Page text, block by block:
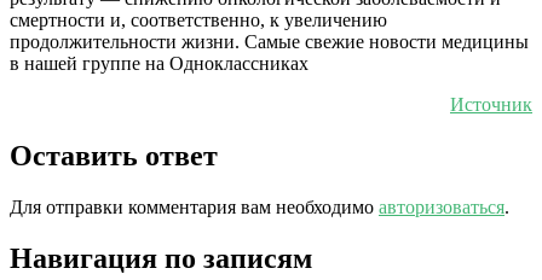
смертности и, соответственно, к увеличению
продолжительности жизни. Самые свежие новости медицины
в нашей группе на Одноклассниках
Источник
Оставить ответ
Для отправки комментария вам необходимо авторизоваться.
Навигация по записям